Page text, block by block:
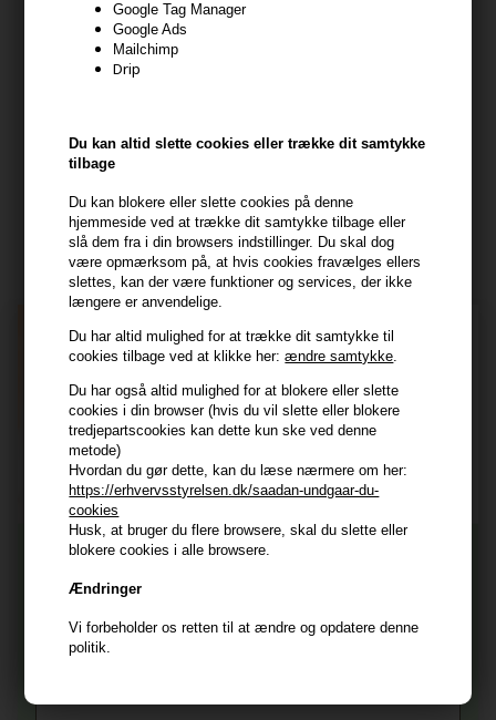
Google Tag Manager
Google Ads
Mailchimp
Drip
Du kan altid slette cookies eller trække dit samtykke
tilbage
Du kan blokere eller slette cookies på denne
hjemmeside ved at trække dit samtykke tilbage eller
slå dem fra i din browsers indstillinger. Du skal dog
være opmærksom på, at hvis cookies fravælges ellers
slettes, kan der være funktioner og services, der ikke
længere er anvendelige.
Du har altid mulighed for at trække dit samtykke til
cookies tilbage ved at klikke her:ændre samtykke
Du har også altid mulighed for at blokere eller slette
cookies i din browser (hvis du vil slette eller blokere
tredjepartscookies kan dette kun ske ved denne
metode)
Hvordan du gør dette, kan du læse nærmere om her:
https://erhvervsstyrelsen.dk/saadan-undgaar-du-
cookies
Husk, at bruger du flere browsere, skal du slette eller
blokere cookies i alle browsere.
Ændringer
Vi forbeholder os retten til at ændre og opdatere denne
politik.
Frisenborgvej 6A
7800 Skive
Tlf. 23839799 (hverdage 9-14)
Modtag tilbud mm
Tilmeld dig nyhedsbrev - du kan altid afmelde det igen.
TILMELD
ConsentJeg accepterer vilkår og betingelser.
Læs mere her
Husk at vi har
Gratis fragt til ved køb over 399 kr på udvalgte fragtformer
Vi sender samme hverdag ved bestilling inden kl 14:45
+9600 anmeldelser på Trustpilot , 4.9 Rating
Tilmeld dig nyhedsbrevet
direkte i din indbakke.